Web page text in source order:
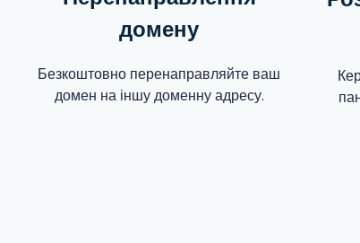
домену
Безкоштовно перенаправляйте ваш
домен на іншу доменну адресу.